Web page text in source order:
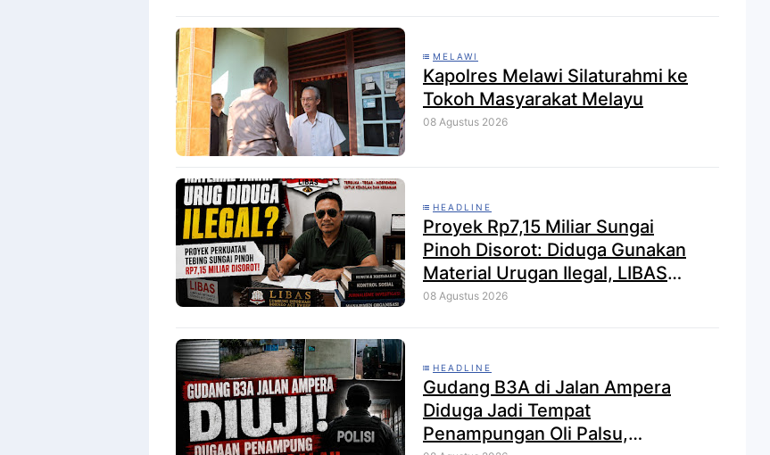
MELAWI
Kapolres Melawi Silaturahmi ke
Tokoh Masyarakat Melayu
08 Agustus 2026
HEADLINE
Proyek Rp7,15 Miliar Sungai
Pinoh Disorot: Diduga Gunakan
Material Urugan Ilegal, LIBAS
Desak Audit Menyeluruh
08 Agustus 2026
HEADLINE
Gudang B3A di Jalan Ampera
Diduga Jadi Tempat
Penampungan Oli Palsu,